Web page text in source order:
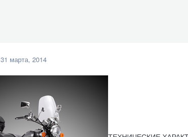
31 марта, 2014